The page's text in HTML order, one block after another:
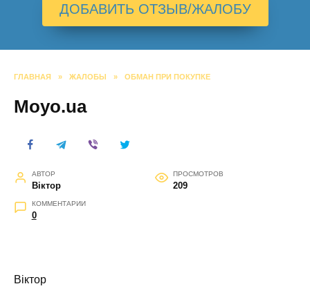
ДОБАВИТЬ ОТЗЫВ/ЖАЛОБУ
ГЛАВНАЯ » ЖАЛОБЫ » ОБМАН ПРИ ПОКУПКЕ
Moyo.ua
АВТОР
Віктор
ПРОСМОТРОВ
209
КОММЕНТАРИИ
0
Віктор